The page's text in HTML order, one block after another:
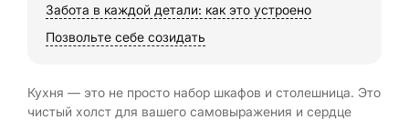
Забота в каждой детали: как это устроено
Позвольте себе созидать
Кухня — это не просто набор шкафов и столешница. Это
чистый холст для вашего самовыражения и сердце